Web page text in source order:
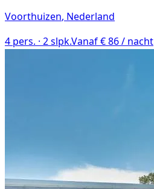
Voorthuizen, Nederland
4 pers. · 2slpk.Vanaf € 86 / nacht